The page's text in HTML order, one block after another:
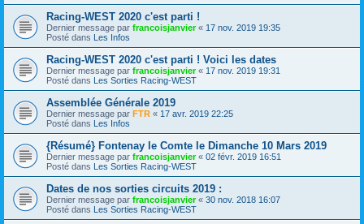
Racing-WEST 2020 c'est parti !
Dernier message par francoisjanvier« 17 nov. 2019 19:35
Posté dans Les Infos
Racing-WEST 2020 c'est parti ! Voici les dates
Dernier message par francoisjanvier« 17 nov. 2019 19:31
Posté dans Les Sorties Racing-WEST
Assemblée Générale 2019
Dernier message par FTR « 17 avr. 2019 22:25
Posté dans Les Infos
{Résumé} Fontenay le Comte le Dimanche 10 Mars 2019
Dernier message par francoisjanvier« 02 févr. 2019 16:51
Posté dans Les Sorties Racing-WEST
Dates de nos sorties circuits 2019 :
Dernier message par francoisjanvier« 30 nov. 2018 16:07
Posté dans Les Sorties Racing-WEST